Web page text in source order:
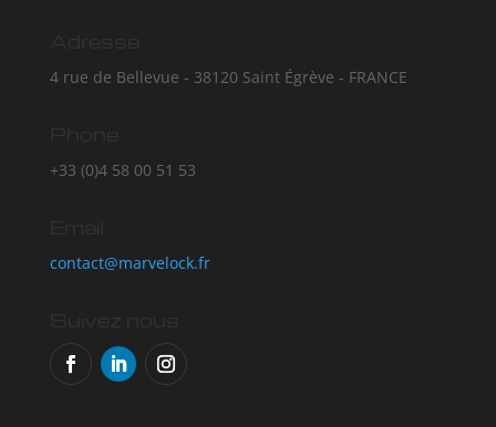
4 rue de Bellevue - 38120 Saint Égrève - FRANCE
+33 (0)4 58 00 51 53
contact@marvelock.fr